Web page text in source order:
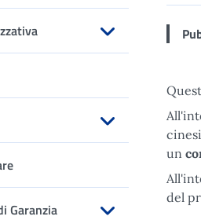
Apri sottomenu
Apri sottomenu
sottomenu
Garanzia
un
del